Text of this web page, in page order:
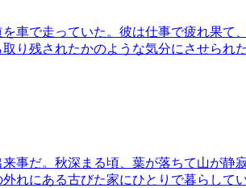
車で走っていた。彼は仕事で疲れ果て
り残されたかのような気分にさせられ
事だ。秋深まる頃、葉が落ちて山が静
れにある古びた家にひとりで暮らして